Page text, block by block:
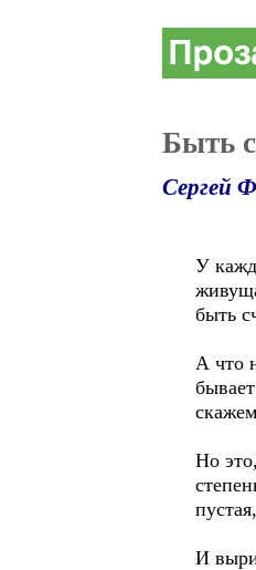
Быть
Сергей
У
быть
А что
Но
И